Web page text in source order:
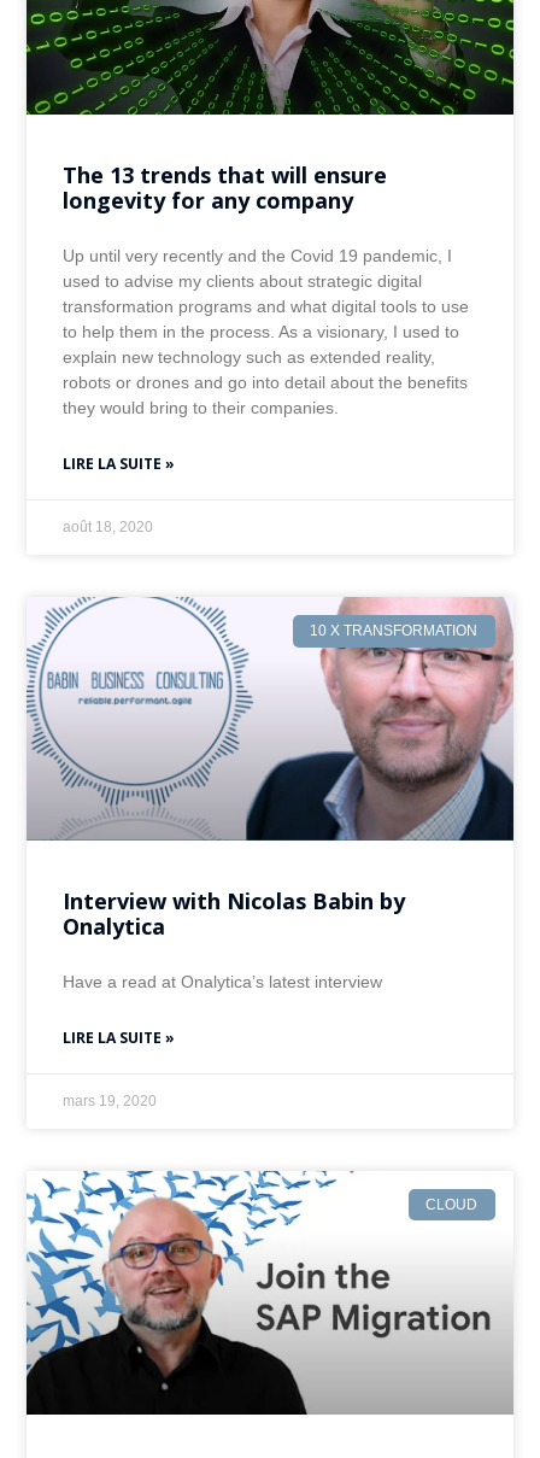
The 13 trends that will ensure
longevity for any company
Up until very recently and the Covid 19 pandemic, I
used to advise my clients about strategic digital
transformation programs and what digital tools to use
to help them in the process. As a visionary, I used to
explain new technology such as extended reality,
robots or drones and go into detail about the benefits
they would bring to their companies.
LIRE LA SUITE »
août 18, 2020
10 X TRANSFORMATION
Interview with Nicolas Babin by
Onalytica
Have a read at Onalytica’s latest interview
LIRE LA SUITE »
mars 19, 2020
CLOUD